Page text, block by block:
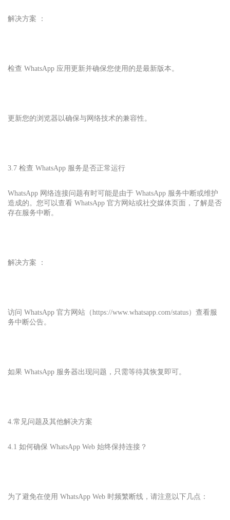
解决方案 ：
检查 WhatsApp 应用更新并确保您使用的是最新版本。
更新您的浏览器以确保与网络技术的兼容性。
3.7 检查 WhatsApp 服务是否正常运行
WhatsApp 网络连接问题有时可能是由于 WhatsApp 服务中断或维护
造成的。您可以查看 WhatsApp 官方网站或社交媒体页面，了解是否
存在服务中断。
解决方案 ：
访问 WhatsApp 官方网站（https://www.whatsapp.com/status）查看服
务中断公告。
如果 WhatsApp 服务器出现问题，只需等待其恢复即可。
4.常见问题及其他解决方案
4.1 如何确保 WhatsApp Web 始终保持连接？
为了避免在使用 WhatsApp Web 时频繁断线，请注意以下几点：